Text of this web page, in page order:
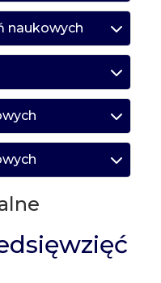
naukowych